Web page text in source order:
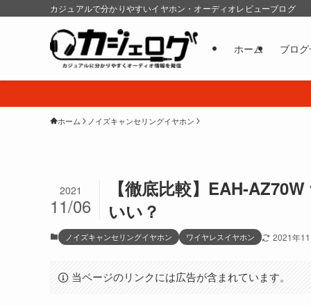
カジュアルで分かりやすいイヤホン・オーディオレビューブログ
ホーム ブロ
ホーム ノイズキャンセリングイヤホン
【徹底比較】EAH-
いい？
2021
11/06
ノイズキャンセリングイヤホン ワイヤレスイヤホン 2021年
当ページのリンクには広告が含まれています。